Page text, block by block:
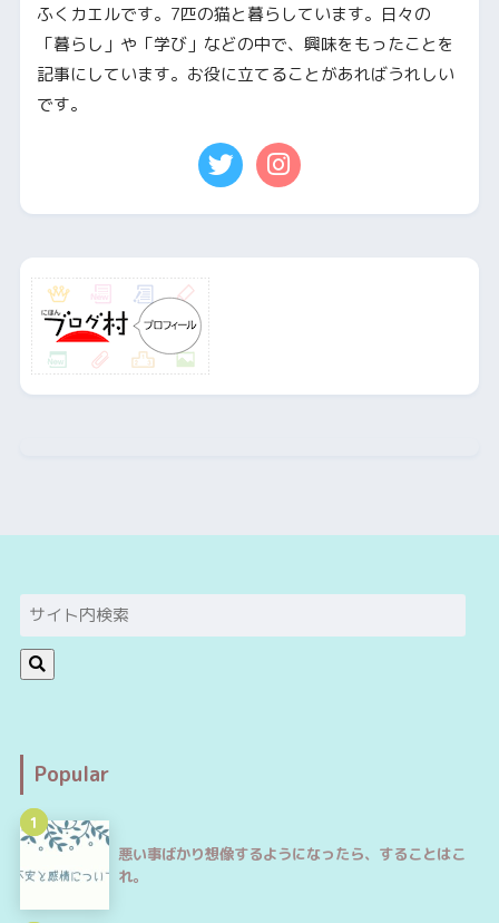
ふくカエルです。7匹の猫と暮らしています。日々の
「暮らし」や「学び」などの中で、興味をもったことを
記事にしています。お役に立てることがあればうれしい
です。
Popular
1
悪い事ばかり想像するようになったら、することはこ
れ。